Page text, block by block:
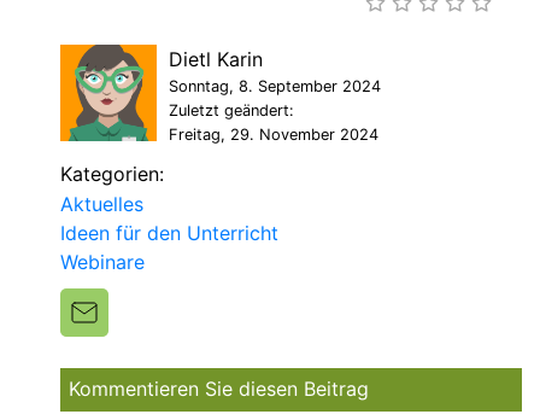
Dietl Karin
Sonntag, 8. September 2024
Zuletzt geändert:
Freitag, 29. November 2024
Kategorien:
Aktuelles
Ideen für den Unterricht
Webinare
Kommentieren Sie diesen Beitrag